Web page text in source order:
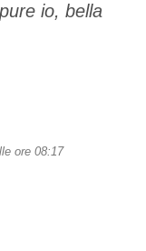
io, bella
ore 08:17